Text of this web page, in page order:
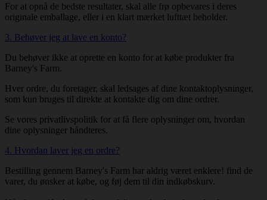
For at opnå de bedste resultater, skal alle frø opbevares i deres
originale emballage, eller i en klart mærket lufttæt beholder.
3. Behøver jeg at lave en konto?
Du behøver ikke at oprette en konto for at købe produkter fra
Barney's Farm.
Hver ordre, du foretager, skal ledsages af dine kontaktoplysninger,
som kun bruges til direkte at kontakte dig om dine ordrer.
Se vores privatlivspolitik for at få flere oplysninger om, hvordan
dine oplysninger håndteres.
4. Hvordan laver jeg en ordre?
Bestilling gennem Barney's Farm har aldrig været enklere! find de
varer, du ønsker at købe, og føj dem til din indkøbskurv.